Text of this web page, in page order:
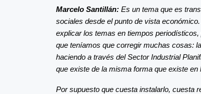
Marcelo Santillán: Es un tema que es
sociales desde el punto de vista
explicar los temas en tiempos
que teníamos que corregir muchas cosas:
haciendo a través del Sector Industrial
que existe de la misma forma que existe en
Por supuesto que cuesta instalarlo, cuesta